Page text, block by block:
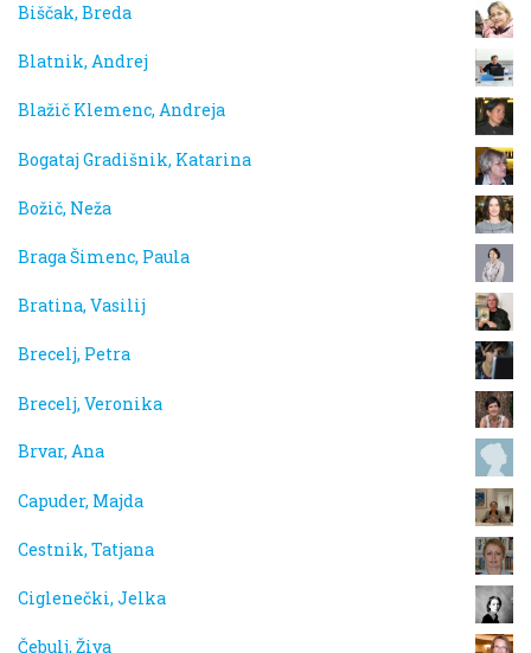
Biščak, Breda
Blatnik, Andrej
Blažič Klemenc, Andreja
Bogataj Gradišnik, Katarina
Božič, Neža
Braga Šimenc, Paula
Bratina, Vasilij
Brecelj, Petra
Brecelj, Veronika
Brvar, Ana
Capuder, Majda
Cestnik, Tatjana
Ciglenečki, Jelka
Čebulj, Živa